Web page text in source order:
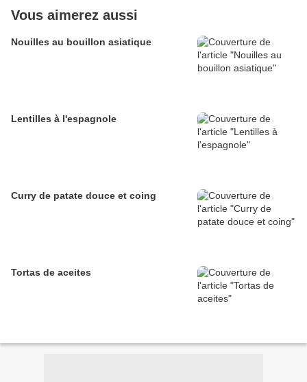
Vous aimerez aussi
Nouilles au bouillon asiatique
Lentilles à l'espagnole
Curry de patate douce et coing
Tortas de aceites